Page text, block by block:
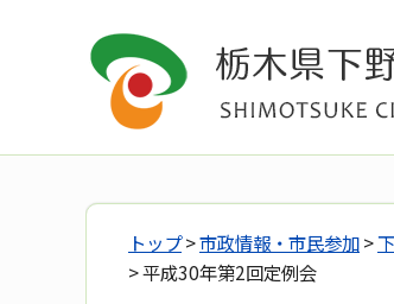
トップ>市政情報・市民参加>
> 平成30年第2回定例会